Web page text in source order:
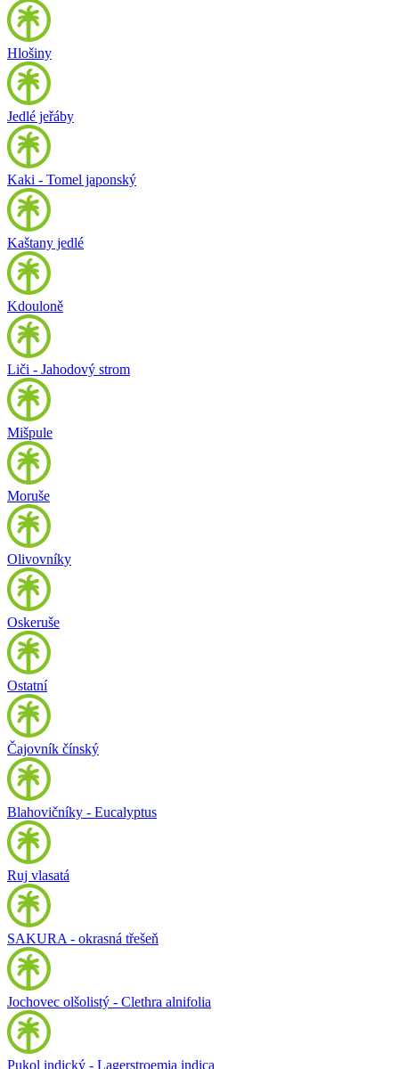
Hlošiny
Jedlé jeřáby
Kaki - Tomel japonský
Kaštany jedlé
Kdouloně
Liči - Jahodový strom
Mišpule
Moruše
Olivovníky
Oskeruše
Ostatní
Čajovník čínský
Blahovičníky - Eucalyptus
Ruj vlasatá
SAKURA - okrasná třešeň
Jochovec olšolistý - Clethra alnifolia
Pukol indický - Lagerstroemia indica